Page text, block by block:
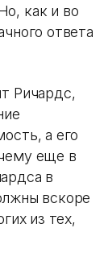
как и во
ответа
Ричардс,
а его
еще в
в
вскоре
из тех,